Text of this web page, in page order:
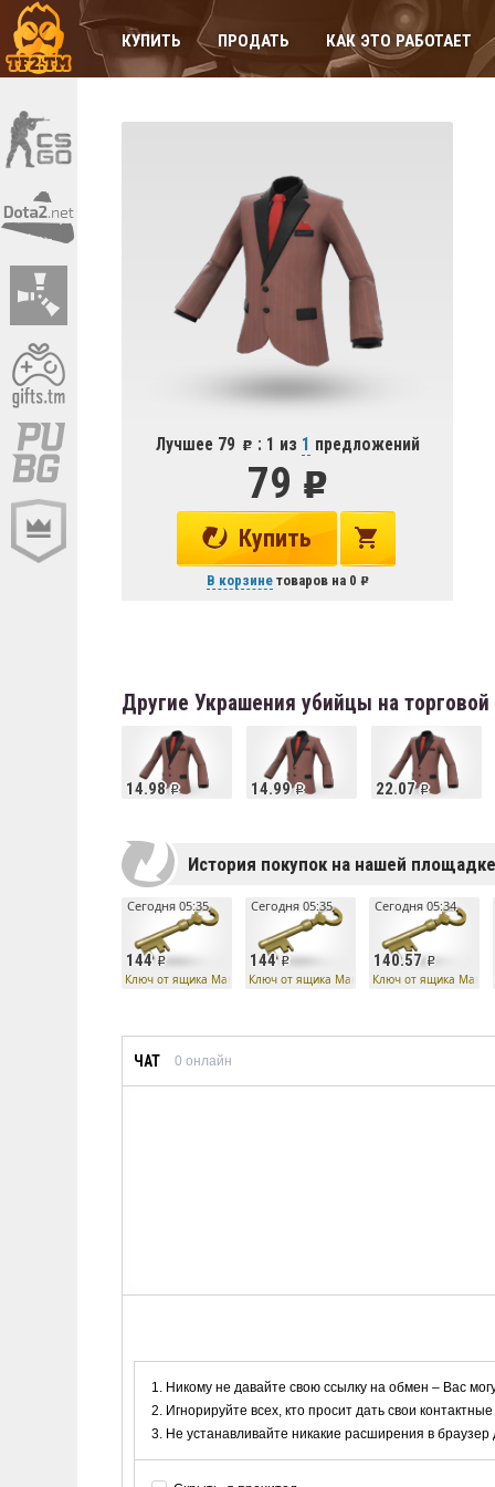
КУПИТЬ ПРОДАТЬ КАК ЭТО РАБОТАЕТ
Лучшее 79 : 1 из 1 предложений
79
Купить
В корзинетоваров на 0
Другие Украшения убийцы на
14.98 14.99 22.07
История покупок на нашей площадке
144
Сегодня 05:35
Ключ от ящика Манн Ко
144
Сегодня 05:35
Ключ от ящика Манн Ко
140.57
Сегодня 05:34
Ключ от ящика Манн
ЧАТ 0 онлайн
Никому не давайте свою ссылку на обмен – Вас
Игнорируйте всех, кто просит дать свои
Не устанавливайте никакие расширения в